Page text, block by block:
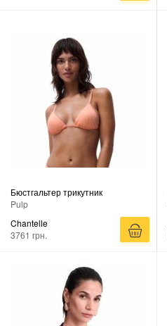
Бюстгальтер трикутник
Pulp
Chantelle
3761 грн.